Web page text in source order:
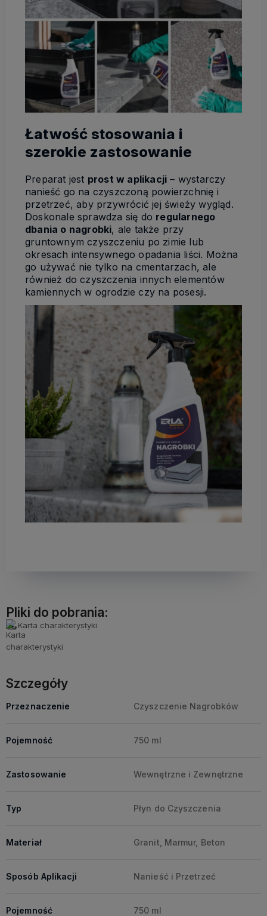
Łatwość stosowania i
szerokie zastosowanie
Preparat jest prost w aplikacji – wystarczy
nanieść go na czyszczoną powierzchnię i
przetrzeć, aby przywrócić jej świeży wygląd.
Doskonale sprawdza się do regularnego
dbania o nagrobki, ale także przy
gruntownym czyszczeniu po zimie lub
okresach intensywnego opadania liści. Można
go używać nie tylko na cmentarzach, ale
również do czyszczenia innych elementów
kamiennych w ogrodzie czy na posesji.
Pliki do pobrania:
Karta charakterystyki
Szczegóły
Przeznaczenie Czyszczenie Nagrobków
Pojemność 750 ml
Zastosowanie Wewnętrzne i Zewnętrzne
Typ Płyn do Czyszczenia
Materiał Granit, Marmur, Beton
Sposób Aplikacji Nanieść i Przetrzeć
Pojemność 750 ml